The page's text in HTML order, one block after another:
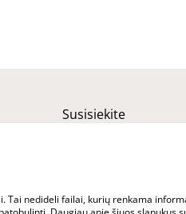
Susisiekite
Tai nedideli failai, kurių renkama